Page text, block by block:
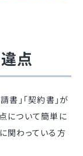
点
書」「契約書」が
について簡単に
関わっている方